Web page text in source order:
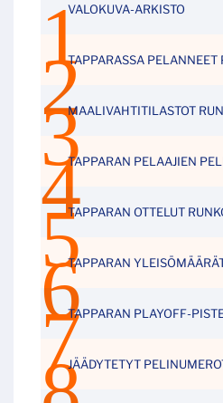
VALOKUVA-ARKISTO
TAPPARASSA PELANNEET
MAALIVAHTITILASTOT
TAPPARAN PELAAJIEN
TAPPARAN OTTELUT
TAPPARAN
TAPPARAN PLAYOFF-
JÄÄDYTETYT